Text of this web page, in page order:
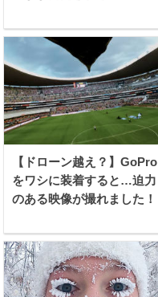
【ドローン越え？】GoPro
をワシに装着すると…迫力
のある映像が撮れました！